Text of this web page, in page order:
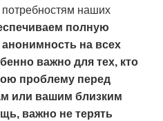
потребностям наших
полную
на всех
важно для тех, кто
проблему перед
или вашим близким
важно не терять